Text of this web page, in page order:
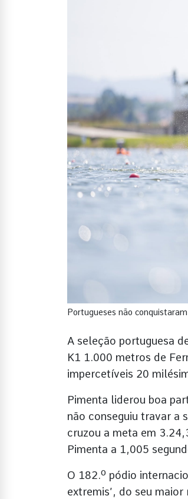
Portugueses não
A seleção portuguesa
K1 1.000 metros de
impercetíveis 20
Pimenta liderou boa
não conseguiu travar a
cruzou a meta em
Pimenta a 1,005
O 182.º pódio
extremis’, do seu